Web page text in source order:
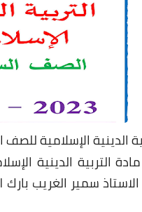
الدينية الإسلامية
الدينية
2023 من اعداد الاستاذ